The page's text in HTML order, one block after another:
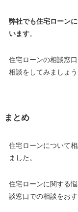
弊社でも住宅ローン
います。
住宅ローンの相談窓
相談をしてみましょう
まとめ
住宅ローンについて
ました。
住宅ローンに関する
談窓口での相談をおす